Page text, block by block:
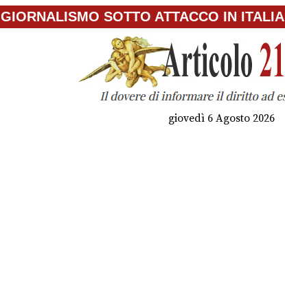
GIORNALISMO SOTTO ATTACCO IN ITALIA
giovedì 6 Agosto 2026